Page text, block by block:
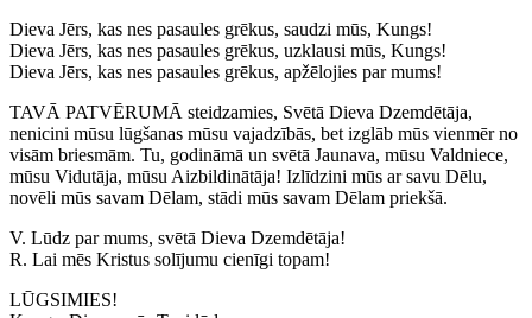
Dieva Jērs, kas nes pasaules grēkus, saudzi mūs, Kungs!
Dieva Jērs, kas nes pasaules grēkus, uzklausi mūs, Kungs!
Dieva Jērs, kas nes pasaules grēkus, apžēlojies par mums!
TAVĀ PATVĒRUMĀ steidzamies, Svētā Dieva Dzemdētāja,
nenicini mūsu lūgšanas mūsu vajadzībās, bet izglāb mūs vienmēr no
visām briesmām. Tu, godināmā un svētā Jaunava, mūsu Valdniece,
mūsu Vidutāja, mūsu Aizbildinātāja! Izlīdzini mūs ar savu Dēlu,
novēli mūs savam Dēlam, stādi mūs savam Dēlam priekšā.
V. Lūdz par mums, svētā Dieva Dzemdētāja!
R. Lai mēs Kristus solījumu cienīgi topam!
LŪGSIMIES!